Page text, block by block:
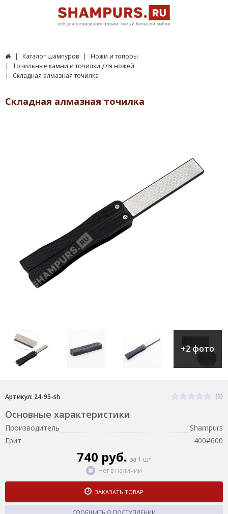
Каталог шампуров
Ножи и топоры
Точильные камни и точилки для ножей
Складная алмазная точилка
Складная алмазная точилка
+2 фото
Артикул: 24-95-sh (0)
Основные характеристики
Производитель
Shampurs
Грит
400#600
740 руб. за 1 шт
Нет в наличии
ЗАКАЗАТЬ ТОВАР
СООБЩИТЬ О ПОСТУПЛЕНИИ